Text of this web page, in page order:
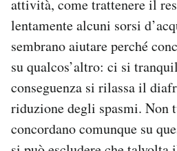
attività, come trattenere il
lentamente alcuni sorsi
sembrano aiutare perché
su qualcos’altro: ci si
conseguenza si rilassa il
riduzione degli spasmi. Non
concordano comunque su